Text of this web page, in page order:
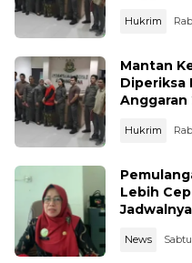
Hukrim
Mantan
Diperiksa
Anggaran
Hukrim
Lebih
Jadwalnya
News